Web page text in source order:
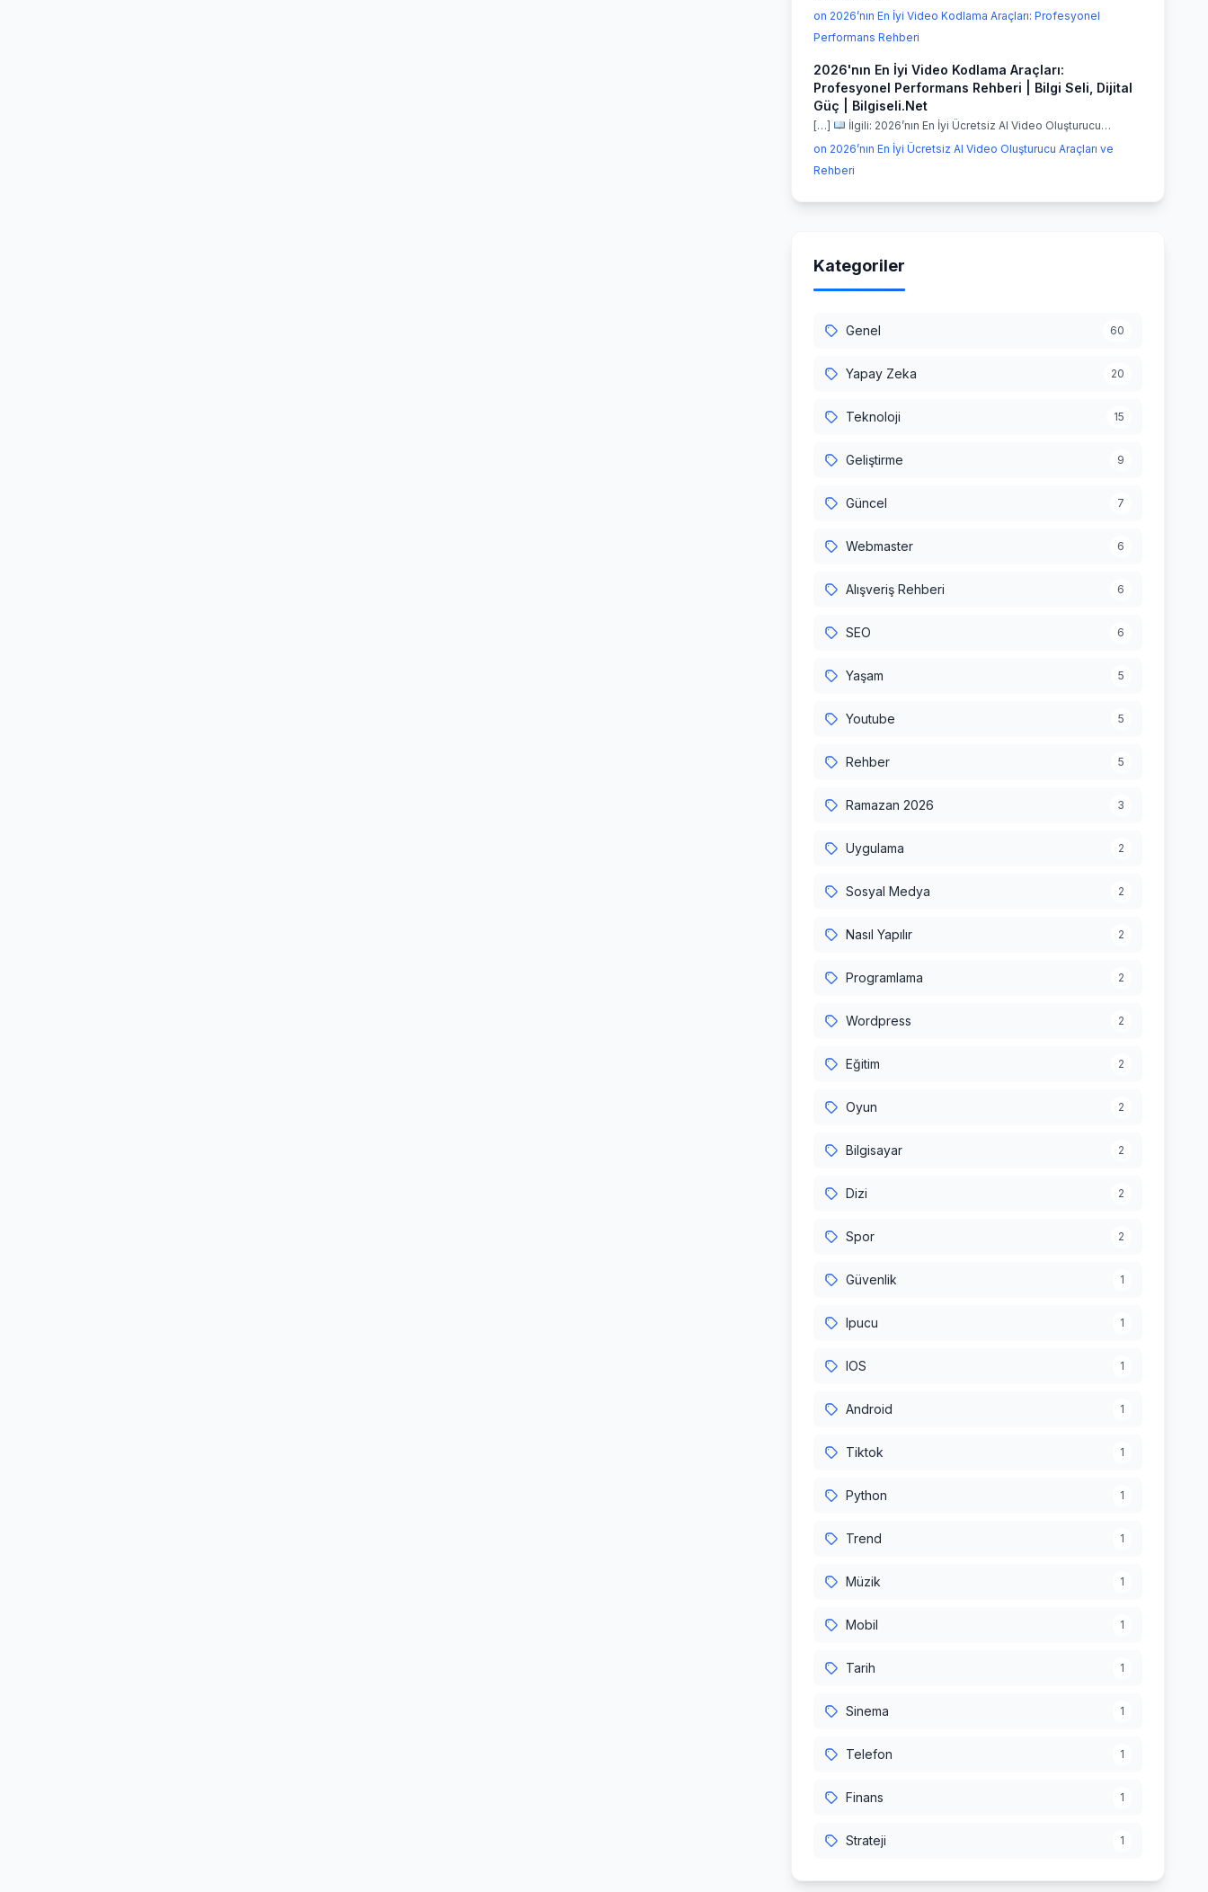
on 2026’nın En İyi Video Kodlama Araçları: Profesyonel
Performans Rehberi
2026'nın En İyi Video Kodlama Araçları:
Profesyonel Performans Rehberi | Bilgi Seli, Dijital
Güç | Bilgiseli.Net
[…]
İlgili: 2026’nın En İyi Ücretsiz AI Video Oluşturucu…
on 2026’nın En İyi Ücretsiz AI Video Oluşturucu Araçları ve
Rehberi
Kategoriler
Genel 60
Yapay Zeka 20
Teknoloji 15
Geliştirme 9
Güncel 7
Webmaster 6
Alışveriş Rehberi 6
SEO 6
Yaşam 5
Youtube 5
Rehber 5
Ramazan 2026 3
Uygulama 2
Sosyal Medya 2
Nasıl Yapılır 2
Programlama 2
Wordpress 2
Eğitim 2
Oyun 2
Bilgisayar 2
Dizi 2
Spor 2
Güvenlik 1
Ipucu 1
IOS 1
Android 1
Tiktok 1
Python 1
Trend 1
Müzik 1
Mobil 1
Tarih 1
Sinema 1
Telefon 1
Finans 1
Strateji 1